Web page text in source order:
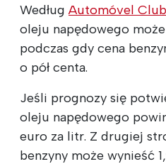
WedługAutomóvel
oleju napędowego
podczas gdy cena
o pół centa.
Jeśli prognozy się
oleju napędowego
euro za litr. Z drugiej
benzyny może wynieść